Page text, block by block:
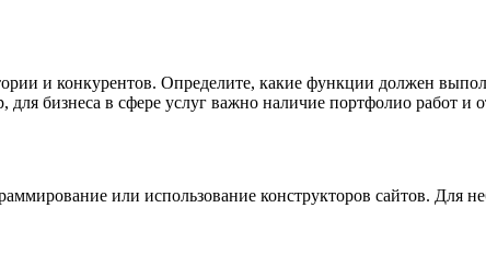
и конкурентов. Определите, какие функции должен
бизнеса в сфере услуг важно наличие портфолио работ и
или использование конструкторов сайтов. Для